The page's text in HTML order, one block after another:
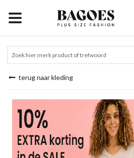
terug naar kleding